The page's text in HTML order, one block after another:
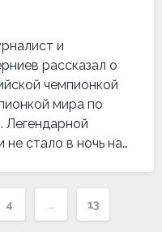
и
рассказал о
чемпионкой
мира по
Легендарной
стало в ночь на…
4 13